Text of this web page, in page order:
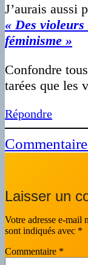
J’aurais aussi
« Des
féminisme »
Confondre
tarées que les
Répondre
Laisser un
Votre adresse e-mail
sont indiqués avec *
Commentaire *